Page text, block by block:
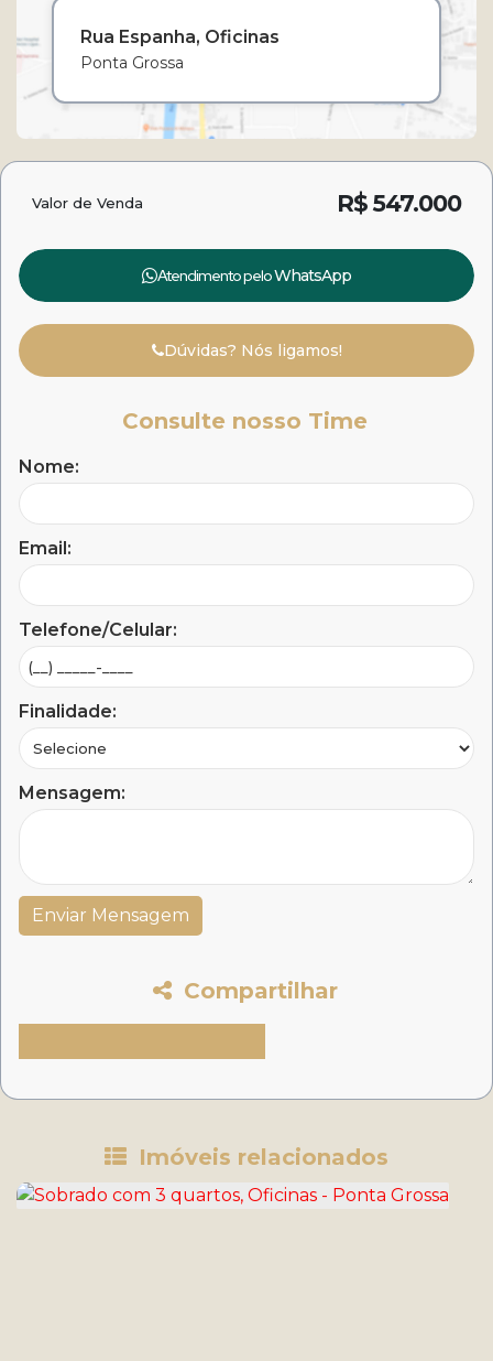
Rua Espanha Oficinas
Ponta Grossa
R$ 547.000
Valor de Venda
Atendimento peloWhatsApp
Dúvidas? Nós ligamos!
Consulte nosso Time
Nome:
Email:
Telefone/Celular:
Finalidade:
Mensagem:
Compartilhar
Imóveis relacionados